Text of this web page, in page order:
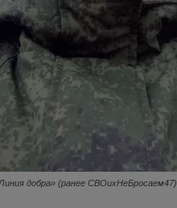
добра» (ранее СВОихНеБросаем47)